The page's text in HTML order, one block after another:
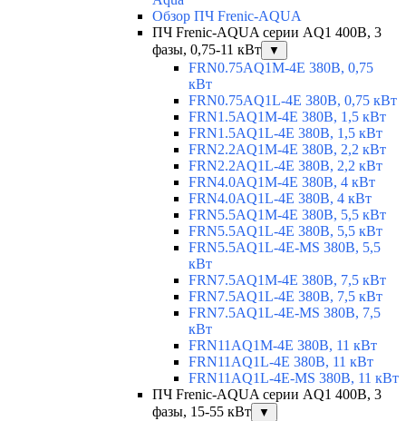
Обзор ПЧ Frenic-AQUA
ПЧ Frenic-AQUA серии AQ1 400В, 3
фазы, 0,75-11 кВт
▼
FRN0.75AQ1M-4E 380В, 0,75
кВт
FRN0.75AQ1L-4E 380В, 0,75 кВт
FRN1.5AQ1M-4E 380В, 1,5 кВт
FRN1.5AQ1L-4E 380В, 1,5 кВт
FRN2.2AQ1M-4E 380В, 2,2 кВт
FRN2.2AQ1L-4E 380В, 2,2 кВт
FRN4.0AQ1M-4E 380В, 4 кВт
FRN4.0AQ1L-4E 380В, 4 кВт
FRN5.5AQ1M-4E 380В, 5,5 кВт
FRN5.5AQ1L-4E 380В, 5,5 кВт
FRN5.5AQ1L-4E-MS 380В, 5,5
кВт
FRN7.5AQ1M-4E 380В, 7,5 кВт
FRN7.5AQ1L-4E 380В, 7,5 кВт
FRN7.5AQ1L-4E-MS 380В, 7,5
кВт
FRN11AQ1M-4E 380В, 11 кВт
FRN11AQ1L-4E 380В, 11 кВт
FRN11AQ1L-4E-MS 380В, 11 кВт
ПЧ Frenic-AQUA серии AQ1 400В, 3
фазы, 15-55 кВт
▼